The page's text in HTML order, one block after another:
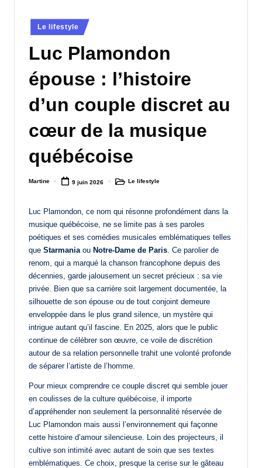
Posted
in
Le lifestyle
Luc Plamondon
épouse : l’histoire
d’un couple discret au
cœur de la musique
québécoise
Posted
Martine 9 juin 2026
PostedLe lifestyle
Luc Plamondon, ce nom qui résonne profondément dans la
musique québécoise, ne se limite pas à ses paroles
poétiques et ses comédies musicales emblématiques telles
que Starmania ou Notre-Dame de Paris . Ce parolier de
renom, qui a marqué la chanson francophone depuis des
décennies, garde jalousement un secret précieux : sa vie
privée. Bien que sa carrière soit largement documentée, la
silhouette de son épouse ou de tout conjoint demeure
enveloppée dans le plus grand silence, un mystère qui
intrigue autant qu’il fascine. En 2025, alors que le public
continue de célébrer son œuvre, ce voile de discrétion
autour de sa relation personnelle trahit une volonté profonde
de séparer l’artiste de l’homme.
Pour mieux comprendre ce couple discret qui semble jouer
en coulisses de la culture québécoise, il importe
d’appréhender non seulement la personnalité réservée de
Luc Plamondon mais aussi l’environnement qui façonne
cette histoire d’amour silencieuse. Loin des projecteurs, il
cultive son intimité avec autant de soin que ses textes
emblématiques. Ce choix, presque la cerise sur le gâteau